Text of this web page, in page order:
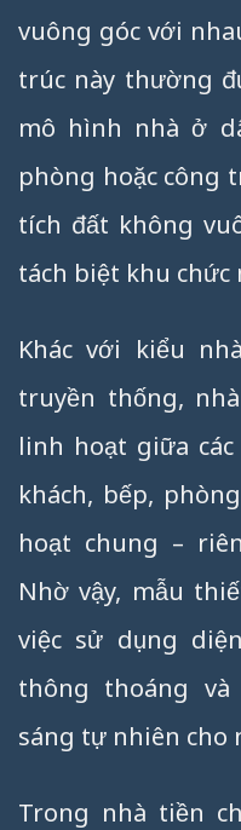
vuông góc với
trúc này thường
mô hình nhà ở
phòng hoặc công
tích đất không
tách biệt khu chức
Khác với kiểu
truyền thống,
linh hoạt giữa
khách, bếp,
hoạt chung –
Nhờ vậy, mẫu
việc sử dụng
thông thoáng
sáng tự nhiên cho
Trong nhà tiền